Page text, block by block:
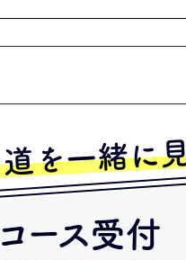
を一緒に
ース受付